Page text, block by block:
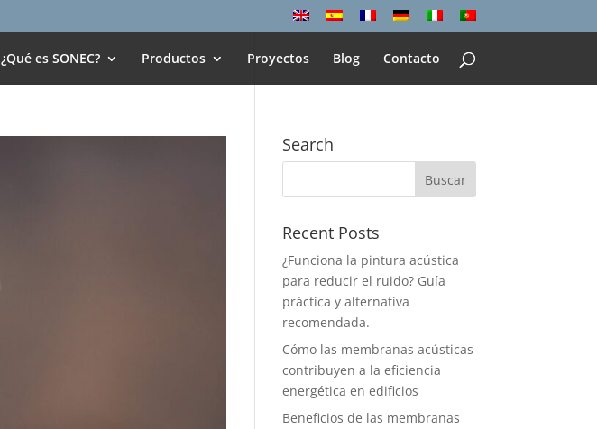
¿Qué es SONEC? Productos Proyectos Blog Contacto
Search
Recent Posts
¿Funciona la pintura acústica
para reducir el ruido? Guía
práctica y alternativa
recomendada.
Cómo las membranas acústicas
contribuyen a la eficiencia
energética en edificios
Beneficios de las membranas